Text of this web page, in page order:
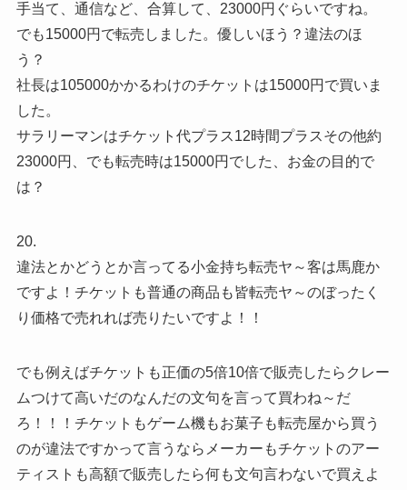
手当て、通信など、合算して、23000円ぐらいですね。
でも15000円で転売しました。優しいほう？違法のほ
う？
社長は105000かかるわけのチケットは15000円で買いま
した。
サラリーマンはチケット代プラス12時間プラスその他約
23000円、でも転売時は15000円でした、お金の目的で
は？
20.
違法とかどうとか言ってる小金持ち転売ヤ～客は馬鹿か
ですよ！チケットも普通の商品も皆転売ヤ～のぼったく
り価格で売れれば売りたいですよ！！
でも例えばチケットも正価の5倍10倍で販売したらクレー
ムつけて高いだのなんだの文句を言って買わね～だ
ろ！！！チケットもゲーム機もお菓子も転売屋から買う
のが違法ですかって言うならメーカーもチケットのアー
ティストも高額で販売したら何も文句言わないで買えよ